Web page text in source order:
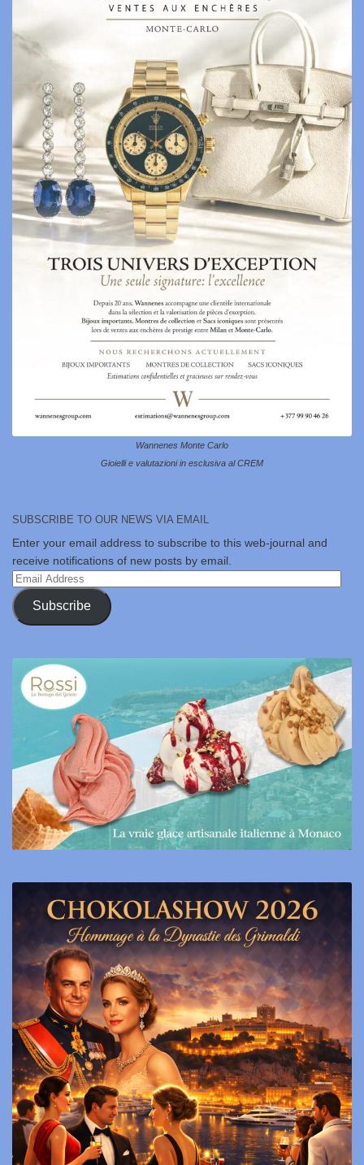
Wannenes Monte Carlo
Gioielli e valutazioni in esclusiva al CREM
SUBSCRIBE TO OUR NEWS VIA EMAIL
Enter your email address to subscribe to this web-journal and
receive notifications of new posts by email.
Email
Address
Subscribe